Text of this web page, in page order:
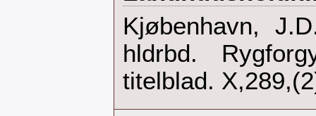
‎Kjøbenhavn,
hldrbd.
titelblad.